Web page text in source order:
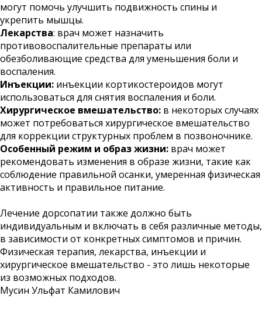
могут помочь улучшить подвижность спины и
укрепить мышцы.
Лекарства: врач может назначить
противовоспалительные препараты или
обезболивающие средства для уменьшения боли и
воспаления.
Инъекции: инъекции кортикостероидов могут
использоваться для снятия воспаления и боли.
Хирургическое вмешательство: в некоторых случаях
может потребоваться хирургическое вмешательство
для коррекции структурных проблем в позвоночнике.
Особенный режим и образ жизни: врач может
рекомендовать изменения в образе жизни, такие как
соблюдение правильной осанки, умеренная физическая
активность и правильное питание.
Лечение дорсопатии также должно быть
индивидуальным и включать в себя различные методы,
в зависимости от конкретных симптомов и причин.
Физическая терапия, лекарства, инъекции и
хирургическое вмешательство - это лишь некоторые
из возможных подходов.
Мусин Ульфат Камилович